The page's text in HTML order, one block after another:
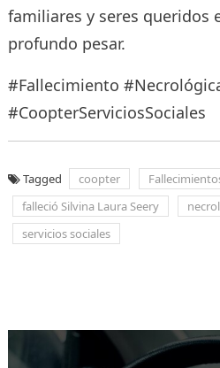
familiares y seres queridos
profundo pesar.
#Fallecimiento
#CoopterServiciosSociales
Tagged coopter
falleció Silvina Laura Seery
servicios sociales
entradas